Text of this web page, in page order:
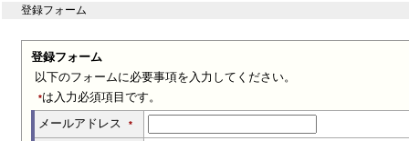
登録フォーム
登録フォーム
以下のフォームに必要事項を入力してください。
*は入力必須項目です。
メールアドレス
*